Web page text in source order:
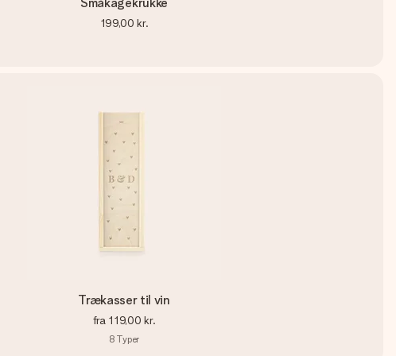
199,00 kr.
Trækasser til vin
fra 119,00 kr.
8 Typer